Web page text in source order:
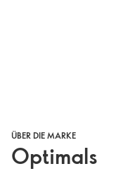
ÜBER DIE MARKE
Optimals